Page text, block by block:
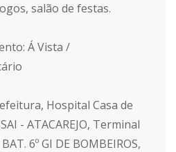
salão de festas.
Á Vista /
Hospital Casa de
- ATACAREJO, Terminal
6º GI DE BOMBEIROS,